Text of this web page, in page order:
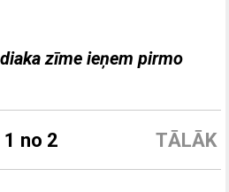
zīme ieņem pirmo
TĀLĀK
1 no 2